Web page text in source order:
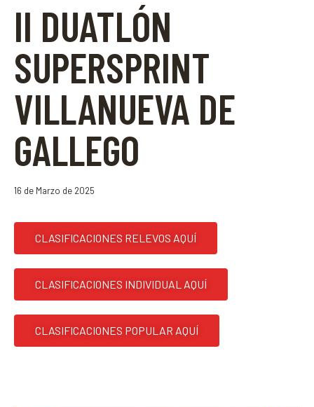
II DUATLÓN
SUPERSPRINT
VILLANUEVA DE
GALLEGO
16 de Marzo de 2025
CLASIFICACIONES RELEVOS AQUÍ
CLASIFICACIONES INDIVIDUAL AQUÍ
CLASIFICACIONES POPULAR AQUÍ